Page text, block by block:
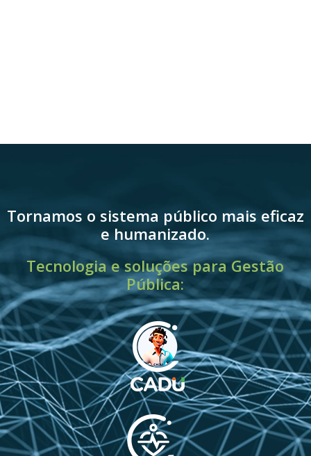
Tornamos o sistema público mais eficaz
e humanizado.
Tecnologia e soluções para Gestão
Pública: